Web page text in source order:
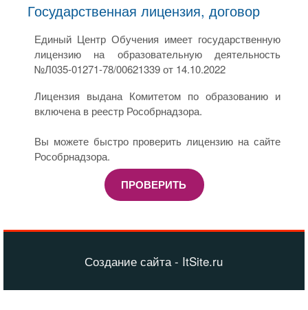
Государственная лицензия, договор
Единый Центр Обучения имеет государственную
лицензию на образовательную деятельность
№Л035-01271-78/00621339 от 14.10.2022
Лицензия выдана Комитетом по образованию и
включена в реестр Рособрнадзора.
Вы можете быстро проверить лицензию на сайте
Рособрнадзора.
ПРОВЕРИТЬ
Создание сайта - ItSite.ru